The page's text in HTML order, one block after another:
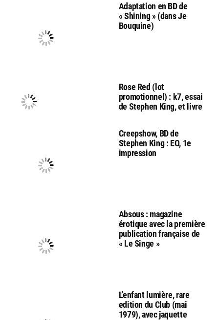
Adaptation en BD de
« Shining » (dans Je
Bouquine)
Rose Red (lot
promotionnel) : k7, essai
de Stephen King, et livre
Creepshow, BD de
Stephen King : EO, 1e
impression
Absous : magazine
érotique avec la première
publication française de
« Le Singe »
L’enfant lumière, rare
edition du Club (mai
1979), avec jaquette